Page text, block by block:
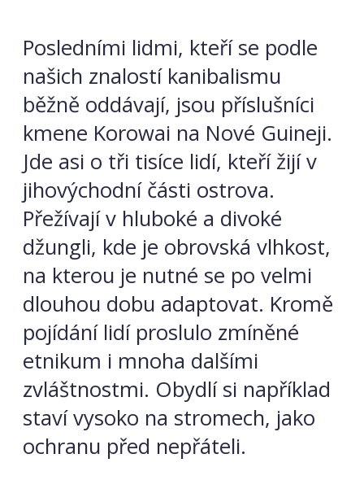
Posledními lidmi, kteří se podle
našich znalostí kanibalismu
běžně oddávají, jsou příslušníci
kmene Korowai na Nové Guineji.
Jde asi o tři tisíce lidí, kteří žijí v
jihovýchodní části ostrova.
Přežívají v hluboké a divoké
džungli, kde je obrovská vlhkost,
na kterou je nutné se po velmi
dlouhou dobu adaptovat. Kromě
pojídání lidí proslulo zmíněné
etnikum i mnoha dalšími
zvláštnostmi. Obydlí si například
staví vysoko na stromech, jako
ochranu před nepřáteli.